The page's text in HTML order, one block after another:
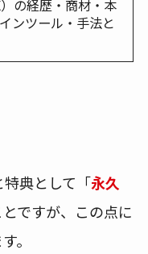
の経歴・商材・本
ンツール・手法と
典として「永久
ですが、この点に
。